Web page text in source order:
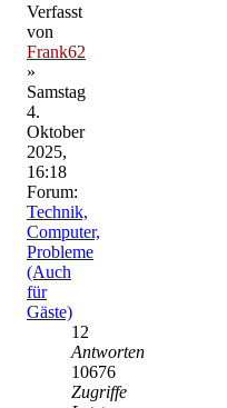
Verfasst
von
Frank62
»
Samstag
4.
Oktober
2025,
16:18
Forum:
Technik,
Computer,
Probleme
(Auch
für
Gäste)
12
Antworten
10676
Zugriffe